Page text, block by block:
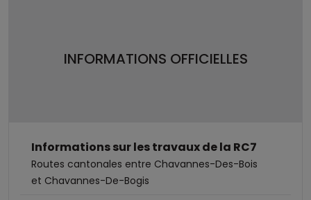
INFORMATIONS OFFICIELLES
Informations sur les travaux de la RC7
Routes cantonales entre Chavannes-Des-Bois
et Chavannes-De-Bogis